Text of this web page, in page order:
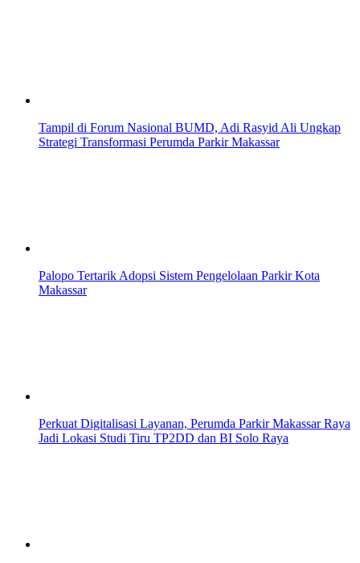
Tampil di Forum Nasional BUMD, Adi Rasyid Ali Ungkap
Strategi Transformasi Perumda Parkir Makassar
Palopo Tertarik Adopsi Sistem Pengelolaan Parkir Kota
Makassar
Perkuat Digitalisasi Layanan, Perumda Parkir Makassar Raya
Jadi Lokasi Studi Tiru TP2DD dan BI Solo Raya